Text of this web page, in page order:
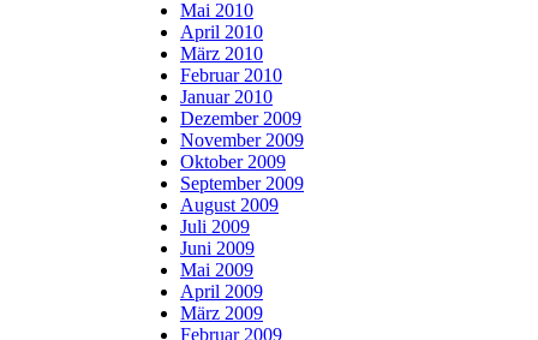
Mai 2010
April 2010
März 2010
Februar 2010
Januar 2010
Dezember 2009
November 2009
Oktober 2009
September 2009
August 2009
Juli 2009
Juni 2009
Mai 2009
April 2009
März 2009
Februar 2009